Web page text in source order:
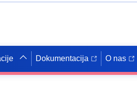
Dokumentacija O nas